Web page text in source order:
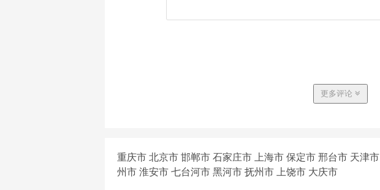
更多评论
重庆市 北京市 邯郸市 石家庄市 上海市 保定市 邢台市 天津市
州市 淮安市 七台河市 黑河市 抚州市 上饶市 大庆市